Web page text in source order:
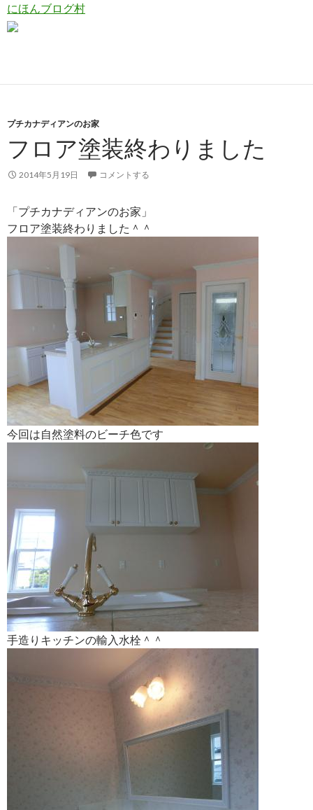
にほんブログ村
プチカナディアンのお家
フロア塗装終わりました
2014年5月19日 コメントする
「プチカナディアンのお家」
フロア塗装終わりました＾＾
今回は自然塗料のビーチ色です
手造りキッチンの輸入水栓＾＾